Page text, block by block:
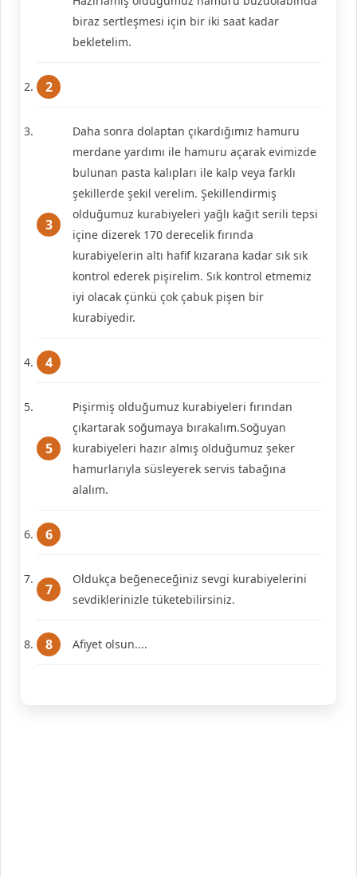
biraz sertleşmesi için bir iki saat kadar
bekletelim.
Daha sonra dolaptan çıkardığımız hamuru
merdane yardımı ile hamuru açarak evimizde
bulunan pasta kalıpları ile kalp veya farklı
şekillerde şekil verelim. Şekillendirmiş
olduğumuz kurabiyeleri yağlı kağıt serili tepsi
içine dizerek 170 derecelik fırında
kurabiyelerin altı hafif kızarana kadar sık sık
kontrol ederek pişirelim. Sık kontrol etmemiz
iyi olacak çünkü çok çabuk pişen bir
kurabiyedir.
Pişirmiş olduğumuz kurabiyeleri fırından
çıkartarak soğumaya bırakalım.Soğuyan
kurabiyeleri hazır almış olduğumuz şeker
hamurlarıyla süsleyerek servis tabağına
alalım.
Oldukça beğeneceğiniz sevgi kurabiyelerini
sevdiklerinizle tüketebilirsiniz.
Afiyet olsun....